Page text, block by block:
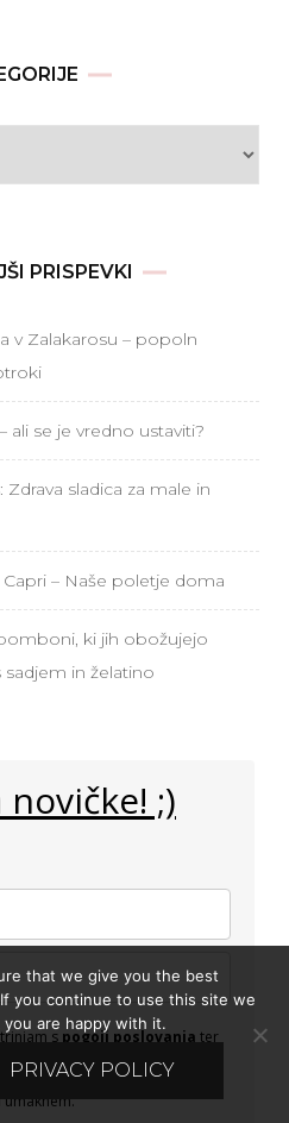
PRISPEVKI
v Zalakarosu – popoln
ali se je vredno ustaviti?
sladica za male in
– Naše poletje doma
ki jih obožujejo
in želatino
;)
spogoji poslovanjater
osebnih podatkov v
. Zavedam se, da lahko
that we give you the best
you continue to use this site we
are happy with it.
PRIVACY POLICY